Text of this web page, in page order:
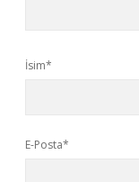
İsim*
E-Posta*